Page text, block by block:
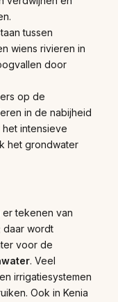
tussen
wiens rivieren in
door
op de
in de nabijheid
intensieve
het grondwater
tekenen van
daar wordt
voor de
. Veel
irrigatiesystemen
Ook in Kenia